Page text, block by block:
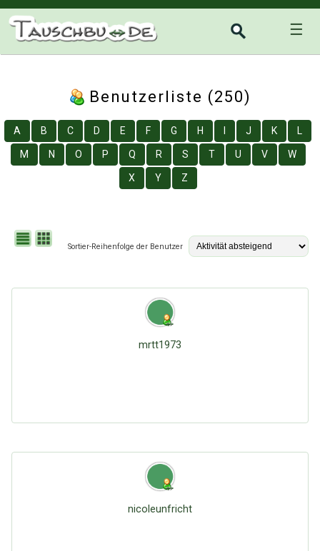
☰
Benutzerliste (250)
A B C D E F G H J K L
M N O P Q R S T U V W
X Y Z
Sortier-Reihenfolge der Benutzer
mrtt1973
nicoleunfricht